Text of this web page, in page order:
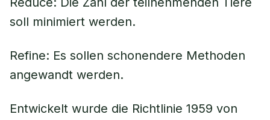
soll minimiert werden.
Refine: Es sollen schonendere Methoden
angewandt werden.
Entwickelt wurde die Richtlinie 1959 von